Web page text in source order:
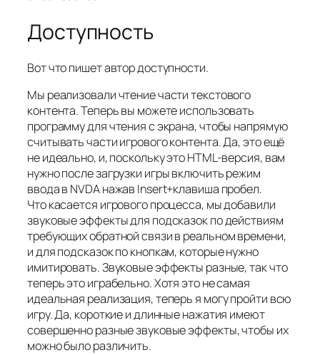
Доступность
Вот что пишет автор доступности.
Мы реализовали чтение части текстового
контента. Теперь вы можете использовать
программу для чтения с экрана, чтобы напрямую
считывать части игрового контента. Да, это ещё
не идеально, и, поскольку это HTML-версия, вам
нужно после загрузки игры включить режим
ввода в NVDA нажав Insert+клавиша пробел.
Что касается игрового процесса, мы добавили
звуковые эффекты для подсказок по действиям
требующих обратной связи в реальном времени,
и для подсказок по кнопкам, которые нужно
имитировать. Звуковые эффекты разные, так что
теперь это играбельно. Хотя это не самая
идеальная реализация, теперь я могу пройти всю
игру. Да, короткие и длинные нажатия имеют
совершенно разные звуковые эффекты, чтобы их
можно было различить.